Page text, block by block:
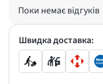
Поки немає відгуків
Швидка доставка: